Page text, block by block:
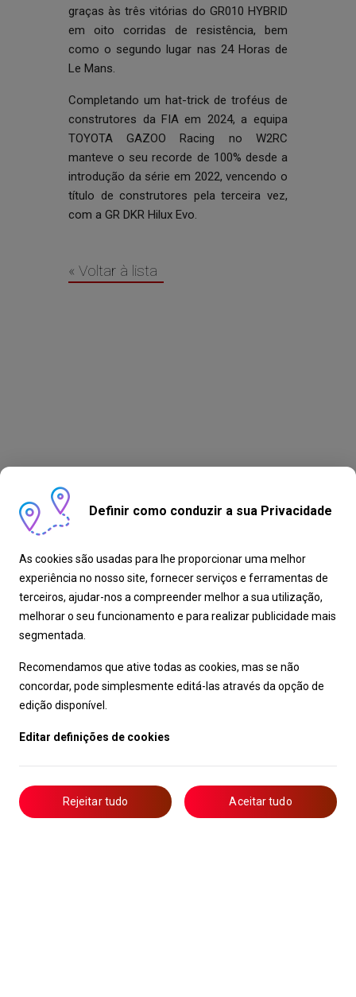
graças às três vitórias do GR010 HYBRID
em oito corridas de resistência, bem
como o segundo lugar nas 24 Horas de
Le Mans.
Completando um hat-trick de troféus de
construtores da FIA em 2024, a equipa
TOYOTA GAZOO Racing no W2RC
manteve o seu recorde de 100% desde a
introdução da série em 2022, vencendo o
título de construtores pela terceira vez,
com a GR DKR Hilux Evo.
« Voltar à lista
Definir como conduzir a sua Privacidade
As cookies são usadas para lhe proporcionar uma melhor
experiência no nosso site, fornecer serviços e ferramentas de
terceiros, ajudar-nos a compreender melhor a sua utilização,
melhorar o seu funcionamento e para realizar publicidade mais
segmentada.
Recomendamos que ative todas as cookies, mas se não
concordar, pode simplesmente editá-las através da opção de
edição disponível.
Editar definições de cookies
Rejeitar tudo Aceitar tudo